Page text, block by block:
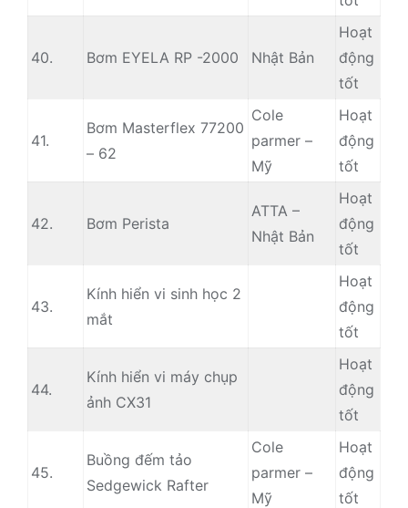
40. Bơm EYELA RP -2000 Nhật Bản
Hoạt
động
tốt
41.
Bơm Masterflex 77200
– 62
Cole
parmer –
Mỹ
Hoạt
động
tốt
42. Bơm Perista
ATTA –
Nhật Bản
Hoạt
động
tốt
43.
Kính hiển vi sinh học 2
mắt
Hoạt
động
tốt
44.
Kính hiển vi máy chụp
ảnh CX31
Hoạt
động
tốt
45.
Buồng đếm tảo
Sedgewick Rafter
Cole
parmer –
Mỹ
Hoạt
động
tốt